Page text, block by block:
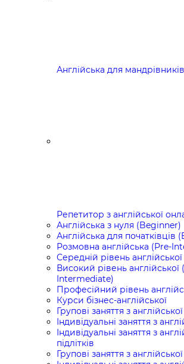
Англійська для мандрівників
Репетитор з англійської
Англійська з нуля (Beginner)
Англійська для початківців
Розмовна англійська (Pre-
Середній рівень
Високий рівень англійської
Intermediate)
Професійний рівень
Курси бізнес-англійської
Групові заняття з
Індивідуальні заняття з
Індивідуальні заняття з
підлітків
Групові заняття з